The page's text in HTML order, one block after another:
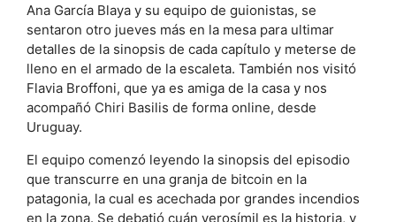
Ana García Blaya y su equipo de guionistas, se
sentaron otro jueves más en la mesa para ultimar
detalles de la sinopsis de cada capítulo y meterse de
lleno en el armado de la escaleta. También nos visitó
Flavia Broffoni, que ya es amiga de la casa y nos
acompañó Chiri Basilis de forma online, desde
Uruguay.
El equipo comenzó leyendo la sinopsis del episodio
que transcurre en una granja de bitcoin en la
patagonia, la cual es acechada por grandes incendios
en la zona. Se debatió cuán verosímil es la historia, y